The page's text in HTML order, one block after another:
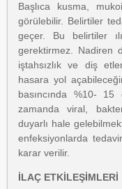
Başlıca kusma,
görülebilir. Belirtiler
geçer. Bu belirtiler
gerektirmez. Nadiren
iştahsızlık ve diş
hasara yol
basıncında %10- 15
zamanda viral,
duyarlı hale
enfeksiyonlarda
karar verilir.
İLAÇ ETKİLEŞİMLERİ